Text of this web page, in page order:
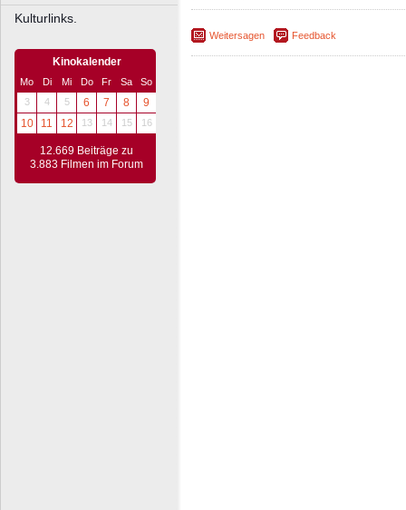
Kulturlinks.
Kinokalender
Mo Di Mi Do Fr Sa
So
3
4 5 6 7 8
9
10
11 12 13 14 15 16
12.669 Beiträge zu
3.883 Filmen im Forum
Weitersagen Feedback